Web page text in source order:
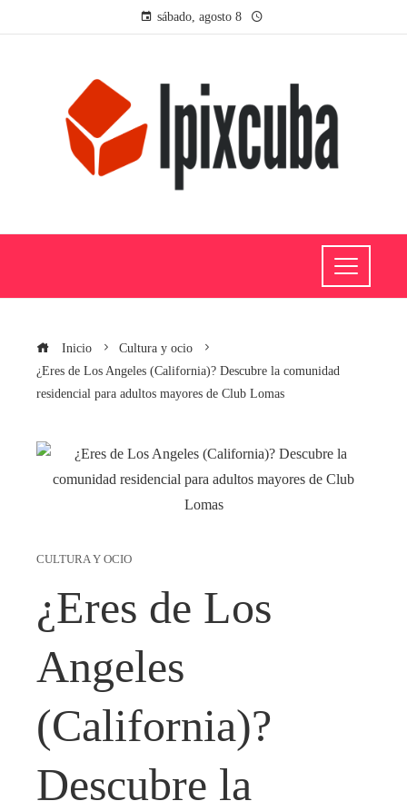
sábado, agosto 8
Inicio
Cultura y ocio
¿Eres de Los Angeles (California)? Descubre la comunidad
residencial para adultos mayores de Club Lomas
CULTURA Y OCIO
¿Eres de Los
Angeles
(California)?
Descubre la